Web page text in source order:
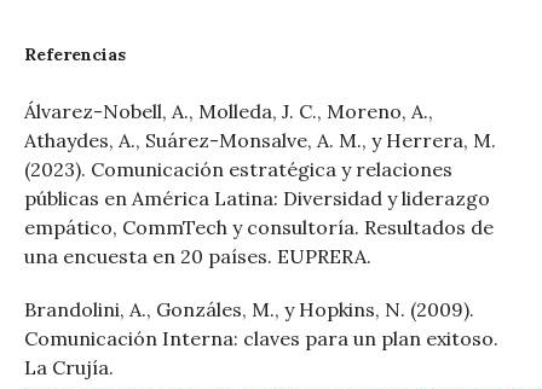
Referencias
Álvarez-Nobell, A., Molleda, J. C., Moreno, A.,
Athaydes, A., Suárez-Monsalve, A. M., y Herrera, M.
(2023). Comunicación estratégica y relaciones
públicas en América Latina: Diversidad y liderazgo
empático, CommTech y consultoría. Resultados de
una encuesta en 20 países. EUPRERA.
Brandolini, A., Gonzáles, M., y Hopkins, N. (2009).
Comunicación Interna: claves para un plan exitoso.
La Crujía.